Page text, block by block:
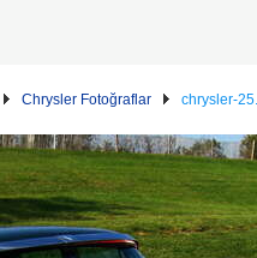
Chrysler Fotoğraflar chrysler-